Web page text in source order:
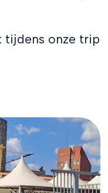
tijdens onze trip